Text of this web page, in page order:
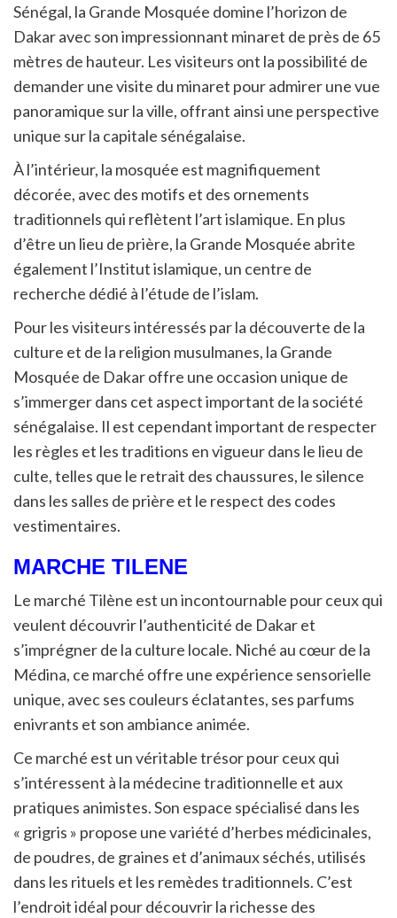
Sénégal, la Grande Mosquée domine l’horizon de
Dakar avec son impressionnant minaret de près de 65
mètres de hauteur. Les visiteurs ont la possibilité de
demander une visite du minaret pour admirer une vue
panoramique sur la ville, offrant ainsi une perspective
unique sur la capitale sénégalaise.
À l’intérieur, la mosquée est magnifiquement
décorée, avec des motifs et des ornements
traditionnels qui reflètent l’art islamique. En plus
d’être un lieu de prière, la Grande Mosquée abrite
également l’Institut islamique, un centre de
recherche dédié à l’étude de l’islam.
Pour les visiteurs intéressés par la découverte de la
culture et de la religion musulmanes, la Grande
Mosquée de Dakar offre une occasion unique de
s’immerger dans cet aspect important de la société
sénégalaise. Il est cependant important de respecter
les règles et les traditions en vigueur dans le lieu de
culte, telles que le retrait des chaussures, le silence
dans les salles de prière et le respect des codes
vestimentaires.
MARCHE TILENE
Le marché Tilène est un incontournable pour ceux qui
veulent découvrir l’authenticité de Dakar et
s’imprégner de la culture locale. Niché au cœur de la
Médina, ce marché offre une expérience sensorielle
unique, avec ses couleurs éclatantes, ses parfums
enivrants et son ambiance animée.
Ce marché est un véritable trésor pour ceux qui
s’intéressent à la médecine traditionnelle et aux
pratiques animistes. Son espace spécialisé dans les
« grigris » propose une variété d’herbes médicinales,
de poudres, de graines et d’animaux séchés, utilisés
dans les rituels et les remèdes traditionnels. C’est
l’endroit idéal pour découvrir la richesse des